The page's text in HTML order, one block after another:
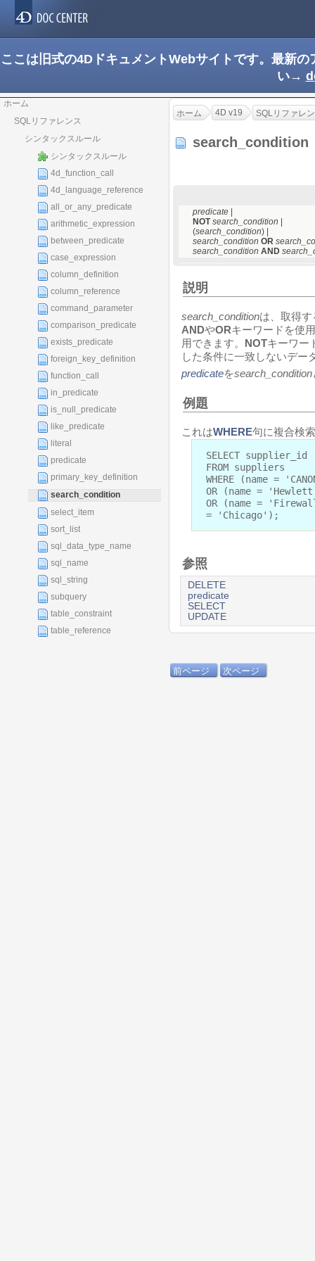
ここは旧式の4DドキュメントWebサイトです。最新
い→
ホーム
SQLリファレンス
シンタックスルール
シンタックスルール
4d_function_call
4d_language_reference
all_or_any_predicate
arithmetic_expression
between_predicate
case_expression
column_definition
column_reference
command_parameter
comparison_predicate
exists_predicate
foreign_key_definition
function_call
in_predicate
is_null_predicate
like_predicate
literal
predicate
primary_key_definition
search_condition
select_item
sort_list
sql_data_type_name
sql_name
sql_string
subquery
table_constraint
table_reference
ホーム 4D v19 SQLリファレ
predicate
NOT search_condition
(search_condition) |
search_condition OR
search_condition AND
説明
search_conditionは、取得
ANDやORキーワードを使
用できます。
NOTキーワー
した条件に一致しないデー
predicateをsearch_condition
例題
これはWHERE句に複合検
SELECT supplier_id
FROM suppliers
WHERE (name =
OR (name =
OR (name =
= 'Chicago');
参照
DELETE
predicate
SELECT
UPDATE
前ページ 次ページ